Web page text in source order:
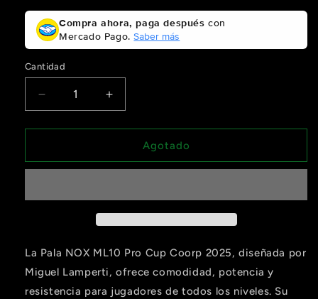
Compra ahora, paga después con
Mercado Pago.Saber más
Cantidad
Reducir
cantidad
para
NOX
Cup
Aumentar
cantidad
para
NOX
Cup
Agotado
La Pala NOX ML10 Pro Cup Coorp 2025, diseñada por
Miguel Lamperti, ofrece comodidad, potencia y
resistencia para jugadores de todos los niveles. Su
Compra ahora y paga a meses
sin tarjeta de crédito